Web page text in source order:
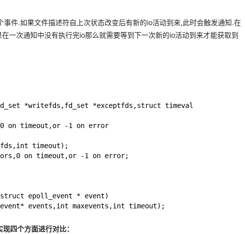
件.如果文件描述符自上次状态改变后有新的io活动到来,此时会触发通知.在
一次通知中没有执行完io那么就需要等到下一次新的io活动到来才能获取到
*writefds,fd_set *exceptfds,struct timeval
on timeout,or -1 on error
timeout);
on timeout,or -1 on error;
epoll_event * event)
events,int maxevents,int timeout);
四个方面进行对比：